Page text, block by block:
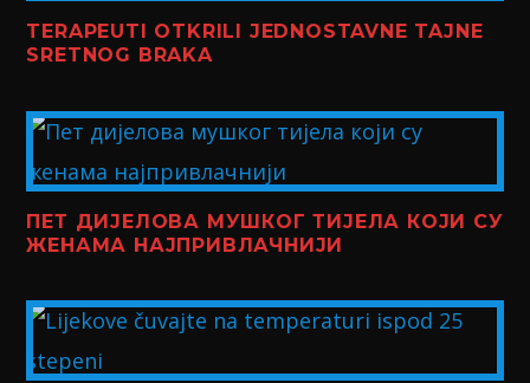
TERAPEUTI OTKRILI JEDNOSTAVNE TAJNE
SRETNOG BRAKA
ПЕТ ДИЈЕЛОВА МУШКОГ ТИЈЕЛА КОЈИ СУ
ЖЕНАМА НАЈПРИВЛАЧНИЈИ